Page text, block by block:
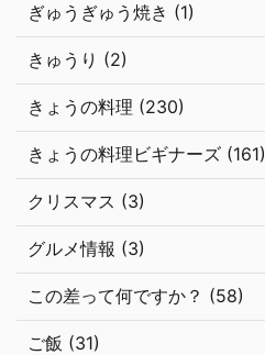
ぎゅうぎゅう焼き (1)
きゅうり (2)
きょうの料理 (230)
きょうの料理ビギナーズ (161)
クリスマス (3)
グルメ情報 (3)
この差って何ですか？ (58)
ご飯 (31)